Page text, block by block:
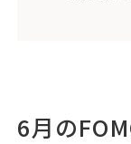
6月の